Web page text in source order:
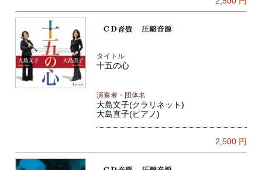
タイトル
十五の心
演奏者・団体名
大島文子(クラリネット)
大島直子(ピアノ)
2,500円